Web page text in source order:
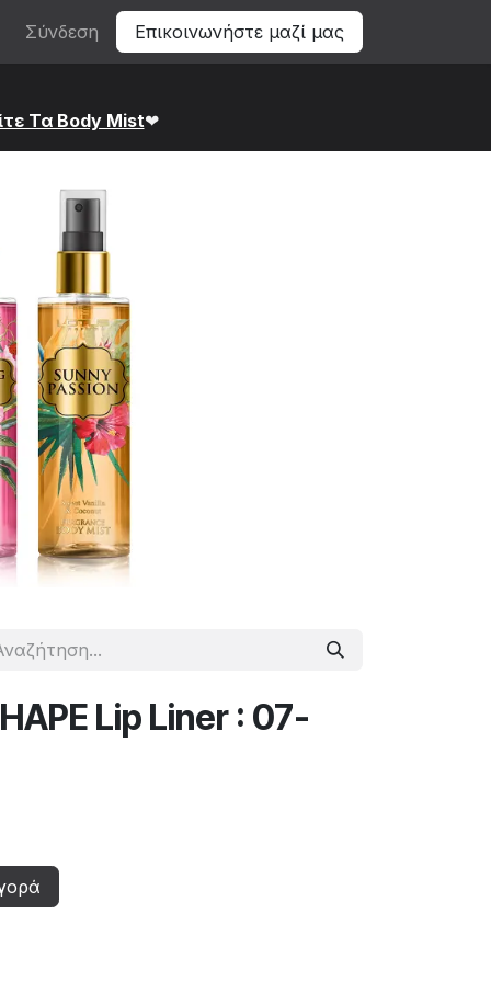
Σύνδεση Επικοινωνήστε μαζί μας
Τα Bod​y Mist❤
Lip Liner : 07-